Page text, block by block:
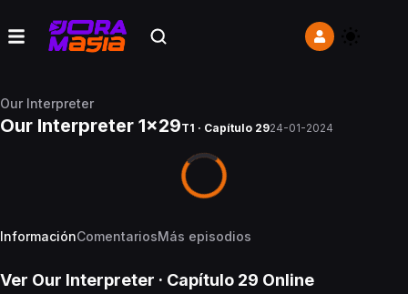
Our Interpreter
Our Interpreter 1x29T1 · Capítulo 2924-01-2024
InformaciónComentariosMás episodios
Ver Our Interpreter · Capítulo 29 Online